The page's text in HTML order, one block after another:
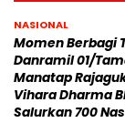
NASIONAL
Momen Berbagi
Danramil 01/
Manatap
Vihara Dharma
Salurkan 700